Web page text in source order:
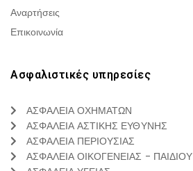
Αναρτήσεις
Επικοινωνία
Ασφαλιστικές υπηρεσίες
ΑΣΦΑΛΕΙΑ ΟΧΗΜΑΤΩΝ
ΑΣΦΑΛΕΙΑ ΑΣΤΙΚΗΣ ΕΥΘΥΝΗΣ
ΑΣΦΑΛΕΙΑ ΠΕΡΙΟΥΣΙΑΣ
ΑΣΦΑΛΕΙΑ ΟΙΚΟΓΕΝΕΙΑΣ - ΠΑΙΔΙΟΥ